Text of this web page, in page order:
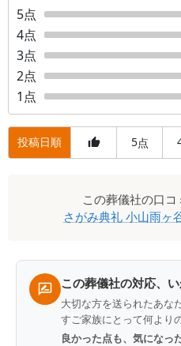
5点
4点
3点
2点
1 点
投稿日順 5点
この葬儀社の口コ
さがみ典礼 小山雨ヶ
この葬儀社の対応、
大切な方を送られたあな
すご家族にとって何より
良かった点も、気になっ